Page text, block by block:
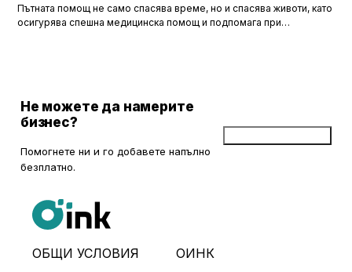
Пътната помощ не само спасява време, но и спасява животи, като
осигурява спешна медицинска помощ и подпомага при
Не можете да намерите
бизнес?
Помогнете ни и го добавете напълно
безплатно.
ОБЩИ УСЛОВИЯ ОИНК